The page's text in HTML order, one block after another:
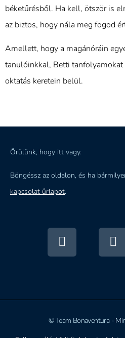
béketűrésből. Ha kell, ötször is
az biztos, hogy nála meg fogod
Amellett, hogy a magánóráin
tanulóinkkal, Betti tanfolyamokat
oktatás keretein belül.
Örülünk, hogy itt vagy.
Böngéssz az oldalon, és ha
kapcsolat űrlapot.
© Team Bonaventura -